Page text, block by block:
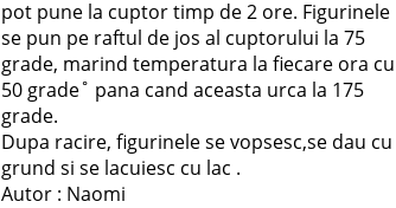
pot pune la cuptor timp de 2 ore. Figurinele
se pun pe raftul de jos al cuptorului la 75
grade, marind temperatura la fiecare ora cu
50 grade˚ pana cand aceasta urca la 175
grade.
Dupa racire, figurinele se vopsesc,se dau cu
grund si se lacuiesc cu lac .
Autor : Naomi